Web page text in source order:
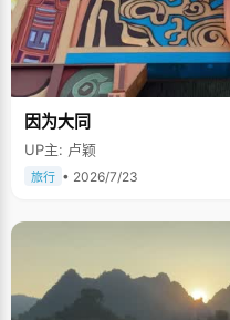
因为大同
UP主: 卢颖
旅行 • 2026/7/23